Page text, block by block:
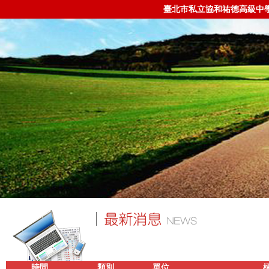
臺北市私立協和祐德高級中